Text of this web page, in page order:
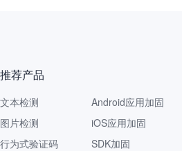
推荐产品
文本检测
图片检测
行为式验证码
Android应用加固
iOS应用加固
SDK加固